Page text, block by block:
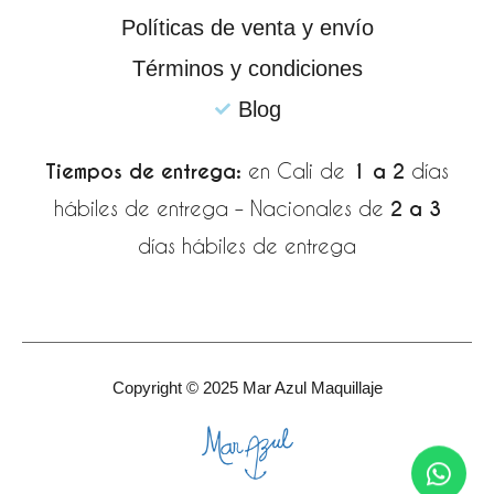
f
Políticas de venta y envío
Términos y condiciones
Blog
Tiempos de entrega: en Cali de 1 a 2 días
hábiles de entrega – Nacionales de 2 a 3
días hábiles de entrega
Copyright © 2025 Mar Azul Maquillaje